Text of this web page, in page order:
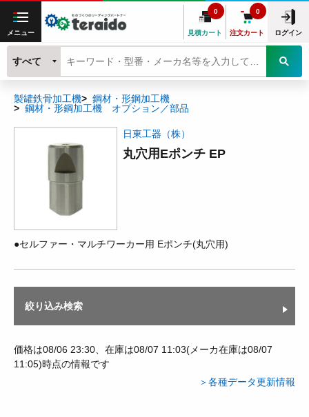
メニュー 見積カート
0
注文カート
0
ログイン
すべて
製罐鉄骨加工機
鋼材・形鋼加工機
鋼材・形鋼加工機 オプション／部品
日東工器（株）
丸穴用Eポンチ EP
●セルファー・マルチワーカー用 Eポンチ(丸穴用)
絞り込み検索
価格は08/06 23:30、在庫は08/07 11:03(メーカ在庫は08/07
11:05)時点の情報です
＞各種データ更新情報